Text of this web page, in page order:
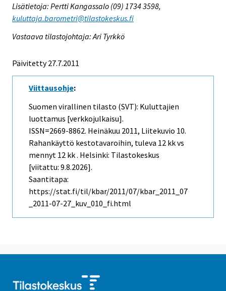
Lisätietoja: Pertti Kangassalo (09) 1734 3598,
kuluttaja.barometri@tilastokeskus.fi
Vastaava tilastojohtaja: Ari Tyrkkö
Päivitetty 27.7.2011
Viittausohje:
Suomen virallinen tilasto (SVT): Kuluttajien
luottamus [verkkojulkaisu].
ISSN=2669-8862. Heinäkuu 2011, Liitekuvio 10.
Rahankäyttö kestotavaroihin, tuleva 12 kk vs
mennyt 12 kk . Helsinki: Tilastokeskus
[viitattu: 9.8.2026].
Saantitapa:
https://stat.fi/til/kbar/2011/07/kbar_2011_07
_2011-07-27_kuv_010_fi.html